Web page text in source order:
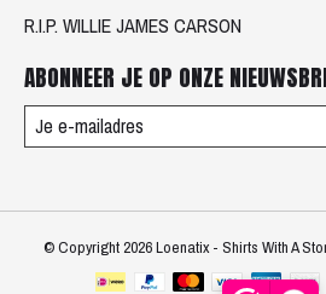
R.I.P. WILLIE JAMES CARSON
ABONNEER JE OP ONZE
© Copyright 2026 Loenatix - Shirts With A